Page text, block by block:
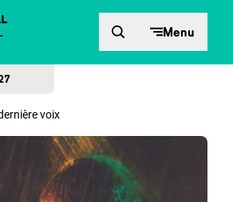
Menu
voix